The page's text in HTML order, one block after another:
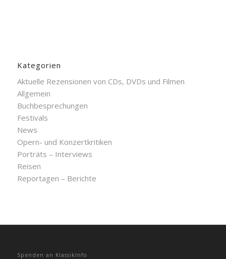
Kategorien
Aktuelle Rezensionen von CDs, DVDs und Filmen
Allgemein
Buchbesprechungen
Festivals
News
Opern- und Konzertkritiken
Porträts – Interviews
Reisen
Reportagen – Berichte
Spenden an KlassikInfo